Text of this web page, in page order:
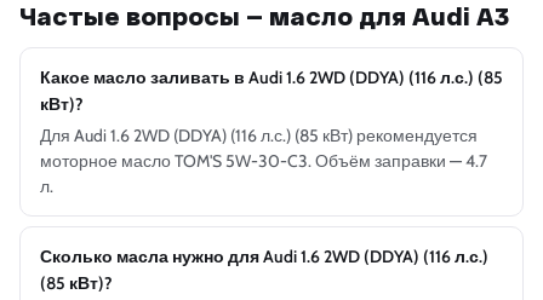
Частые вопросы — масло для Audi A3
Какое масло заливать в Audi 1.6 2WD (DDYA) (116 л.с.) (85
кВт)?
Для Audi 1.6 2WD (DDYA) (116 л.с.) (85 кВт) рекомендуется
моторное масло TOM'S 5W-30-C3. Объём заправки — 4.7
л.
Сколько масла нужно для Audi 1.6 2WD (DDYA) (116 л.с.)
(85 кВт)?